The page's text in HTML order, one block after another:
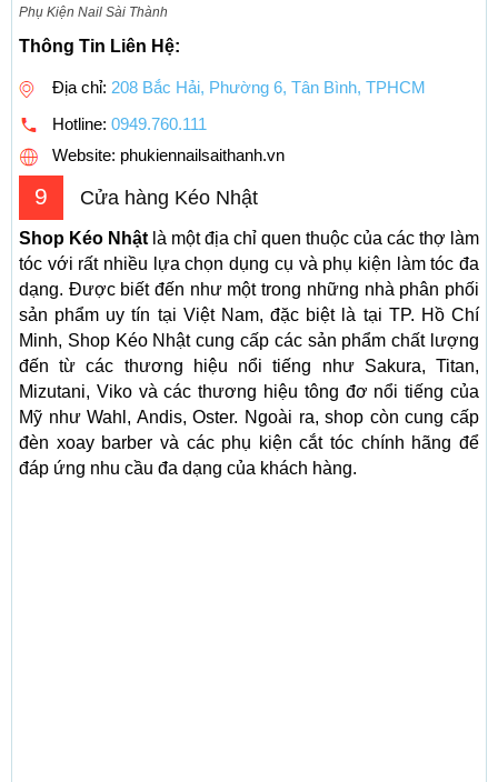
Phụ Kiện Nail Sài Thành
Thông Tin Liên Hệ:
Địa chỉ: 208 Bắc Hải, Phường 6, Tân Bình, TPHCM
Hotline: 0949.760.111
Website: phukiennailsaithanh.vn
9 Cửa hàng Kéo Nhật
Shop Kéo Nhật là một địa chỉ quen thuộc của các thợ làm
tóc với rất nhiều lựa chọn dụng cụ và phụ kiện làm tóc đa
dạng. Được biết đến như một trong những nhà phân phối
sản phẩm uy tín tại Việt Nam, đặc biệt là tại TP. Hồ Chí
Minh, Shop Kéo Nhật cung cấp các sản phẩm chất lượng
đến từ các thương hiệu nổi tiếng như Sakura, Titan,
Mizutani, Viko và các thương hiệu tông đơ nổi tiếng của
Mỹ như Wahl, Andis, Oster. Ngoài ra, shop còn cung cấp
đèn xoay barber và các phụ kiện cắt tóc chính hãng để
đáp ứng nhu cầu đa dạng của khách hàng.